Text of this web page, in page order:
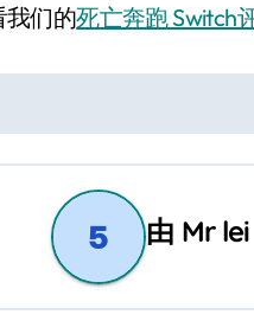
我们的死亡奔跑 Switch
由 Mr lei